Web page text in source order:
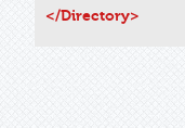
</Directory>